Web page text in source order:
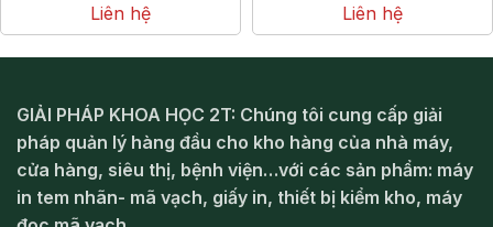
Liên hệ Liên hệ
GIẢI PHÁP KHOA HỌC 2T: Chúng tôi cung cấp giải
pháp quản lý hàng đầu cho kho hàng của nhà máy,
cửa hàng, siêu thị, bệnh viện…với các sản phẩm: máy
in tem nhãn- mã vạch, giấy in, thiết bị kiểm kho, máy